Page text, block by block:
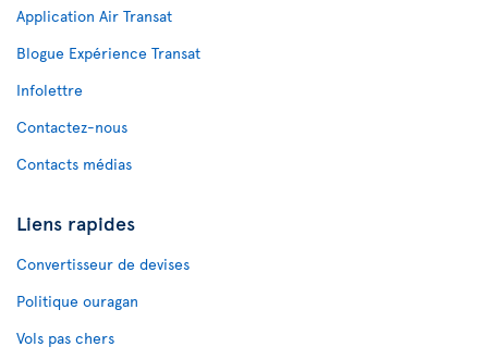
Application Air Transat
Blogue Expérience Transat
Infolettre
Contactez-nous
Contacts médias
Liens rapides
Convertisseur de devises
Politique ouragan
Vols pas chers